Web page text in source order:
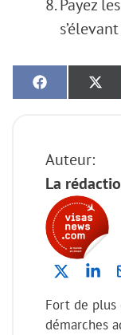
Payez
Share
on on
Auteur:
La
Fort de plus
démarches